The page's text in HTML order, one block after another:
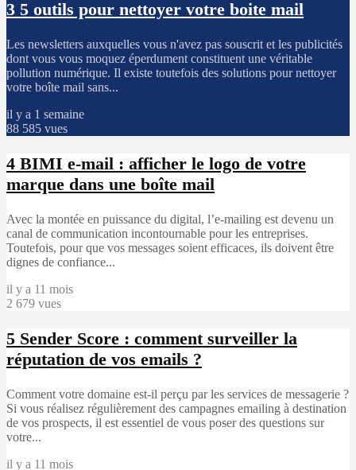
3 5 outils pour nettoyer votre boite mail
Les newsletters auxquelles vous n'avez pas souscrit et les publicités
dont vous vous moquez éperdument constituent une véritable
pollution numérique. Il existe toutefois des solutions pour nettoyer
votre boîte mail sans...
il y a 1 semaine
88 585 vues
4 BIMI e-mail : afficher le logo de votre
marque dans une boîte mail
Avec la montée en puissance du digital, l’e-mailing est devenu un
canal de communication incontournable pour les entreprises.
Toutefois, pour que vos messages soient efficaces, ils doivent être
dignes de confiance...
il y a 11 mois
2 679 vues
5 Sender Score : comment surveiller la
réputation de vos emails ?
Comment votre domaine est-il perçu par les services de messagerie ?
Si vous réalisez régulièrement des campagnes emailing à destination
de vos prospects, il est essentiel de vous poser des questions sur
votre...
il y a 11 mois